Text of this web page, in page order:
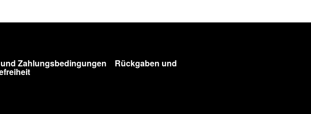
Zahlungsbedingungen Rückgaben und